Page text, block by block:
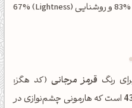
(Hue) 0° درجه، اشباع (Saturation) 83% و روشنایی (Lightness) 67%
رنگ قرمز مرجانی (کد هگز:
است که هارمونی چشم‌نوازی در